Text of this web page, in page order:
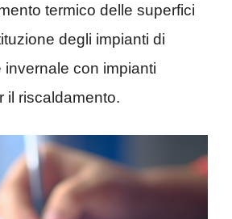
termico delle superfici
degli impianti di
con impianti
il riscaldamento.